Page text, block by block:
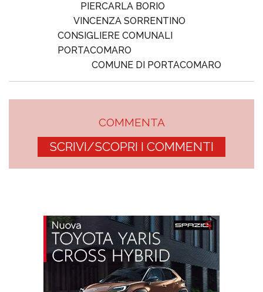
PIERCARLA BORIO
VINCENZA SORRENTINO
CONSIGLIERE COMUNALI
PORTACOMARO
COMUNE DI PORTACOMARO
COMMENTA
SCRIVI/SCOPRI I COMMENTI